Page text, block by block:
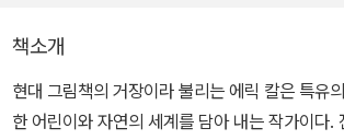
책소개
현대 그림책의 거장이라 불리는 에릭 칼은 특유
한 어린이와 자연의 세계를 담아 내는 작가이다.